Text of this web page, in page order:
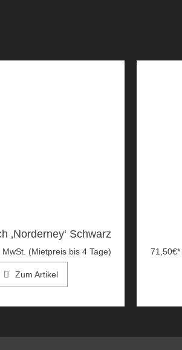
‚Norderney‘ Schwarz
MwSt. (Mietpreis bis 4 Tage)
Zum Artikel
71,50€*